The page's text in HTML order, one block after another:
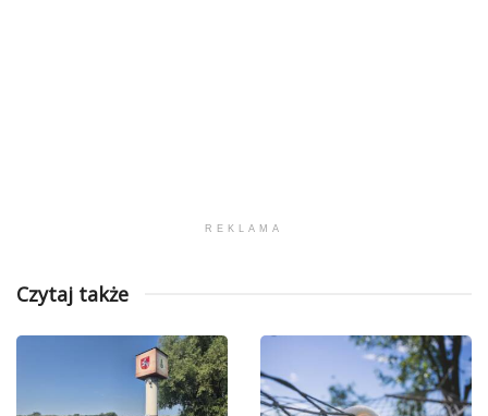
REKLAMA
Czytaj także